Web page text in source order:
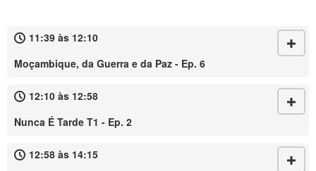
11:39 às 12:10
Moçambique, da Guerra e da Paz - Ep. 6
12:10 às 12:58
Nunca É Tarde T1 - Ep. 2
12:58 às 14:15